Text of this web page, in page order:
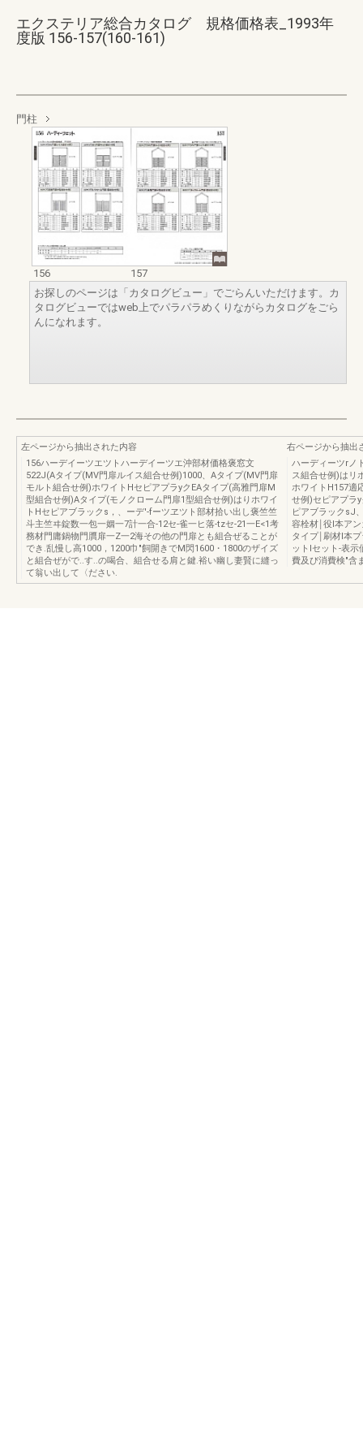
エクステリア総合カタログ 規格価格表_1993年
度版 156-157(160-161)
門柱
156
157
お探しのページは「カタログビュー」でごらんいただけます。カ
タログビューではweb上でパラパラめくりながらカタログをごら
んになれます。
左ページから抽出された内容
156ハーデイーツエツトハーデイーツエ沖部材価格褒窓文
522J(Aタイプ(MV門扉ルイス組合せ例)1000、Aタイプ(MV門扉
モルト組合せ例)ホワイトHセピアプラyクEAタイプ(高雅門扉M
型組合せ例)Aタイプ(モノクローム門扉1型組合せ例)はりホワイ
トHセピアブラックs，、ーデ'-fーツヱツト部材拾い出し褒竺竺
斗主竺ヰ錠数一包一姻一7計一合-12セ-雀一ヒ落-tzセ-21一E<1考
務材門庸鍋物門贋扉一Z一2海その他の門扉とも組合ぜることが
でき.乱慢し高1000，1200巾"飼開きでM閃1600・1800のザイズ
と組合ぜがで..す..の喝合、組合せる肩と鍵.裕い幽し妻賢に縫っ
て翁い出して〈ださい.
右ページから抽出
ハーディーツrノ
ス組合せ例)はリ
ホワイトH157適
せ例)セピアプラ
ピアブラックsJ
容栓材￨役l本ア
タイプ￨刷材l本
ットlセット-表
費及び消費検"含